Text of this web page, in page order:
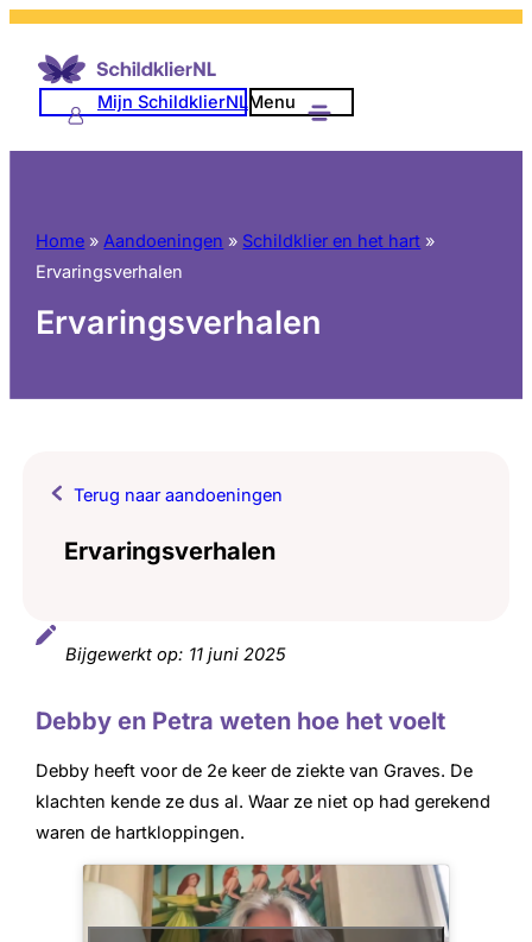
Mijn SchildklierNLMenu
Home »Aandoeningen » Schildklier en het hart »
Ervaringsverhalen
Ervaringsverhalen
Bijgewerkt op: 11 juni 2025
Debby en Petra weten hoe het voelt
Debby heeft voor de 2e keer de ziekte van Graves. De
klachten kende ze dus al. Waar ze niet op had gerekend
waren de hartkloppingen.
Terug naar aandoeningen
Ervaringsverhalen